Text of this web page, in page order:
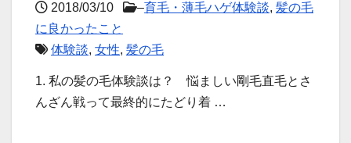
2018/03/10 –育毛・薄毛ハゲ体験談, 髪の毛
に良かったこと
体験談, 女性, 髪の毛
1. 私の髪の毛体験談は？ 悩ましい剛毛直毛とさ
んざん戦って最終的にたどり着 …